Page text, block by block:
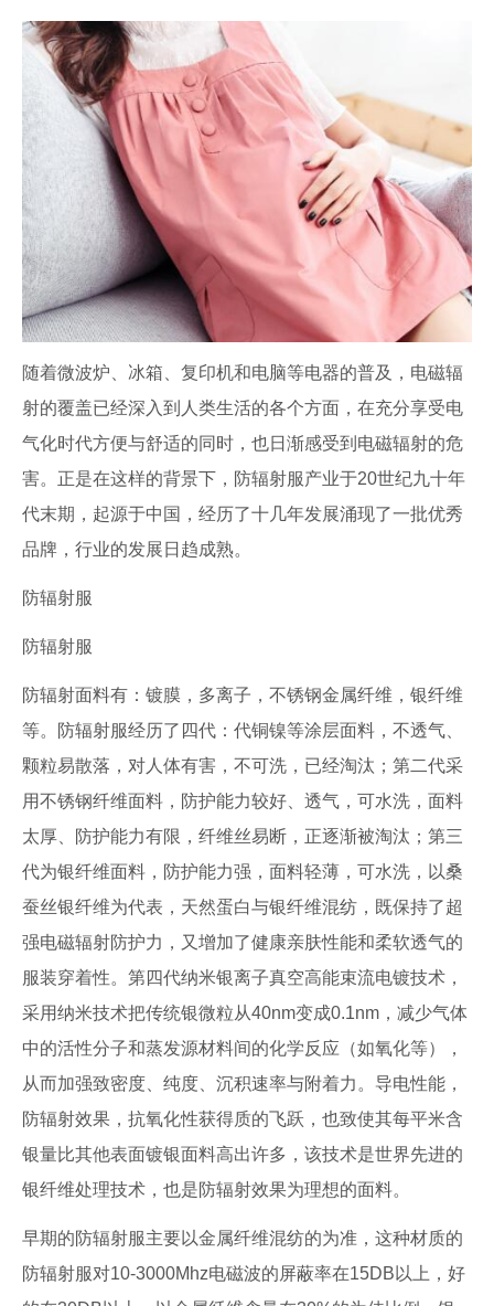
随着微波炉、冰箱、复印机和电脑等电器的普及，电磁辐
射的覆盖已经深入到人类生活的各个方面，在充分享受电
气化时代方便与舒适的同时，也日渐感受到电磁辐射的危
害。正是在这样的背景下，防辐射服产业于20世纪九十年
代末期，起源于中国，经历了十几年发展涌现了一批优秀
品牌，行业的发展日趋成熟。
防辐射服
防辐射服
防辐射面料有：镀膜，多离子，不锈钢金属纤维，银纤维
等。防辐射服经历了四代：代铜镍等涂层面料，不透气、
颗粒易散落，对人体有害，不可洗，已经淘汰；第二代采
用不锈钢纤维面料，防护能力较好、透气，可水洗，面料
太厚、防护能力有限，纤维丝易断，正逐渐被淘汰；第三
代为银纤维面料，防护能力强，面料轻薄，可水洗，以桑
蚕丝银纤维为代表，天然蛋白与银纤维混纺，既保持了超
强电磁辐射防护力，又增加了健康亲肤性能和柔软透气的
服装穿着性。第四代纳米银离子真空高能束流电镀技术，
采用纳米技术把传统银微粒从40nm变成0.1nm，减少气体
中的活性分子和蒸发源材料间的化学反应（如氧化等），
从而加强致密度、纯度、沉积速率与附着力。导电性能，
防辐射效果，抗氧化性获得质的飞跃，也致使其每平米含
银量比其他表面镀银面料高出许多，该技术是世界先进的
银纤维处理技术，也是防辐射效果为理想的面料。
早期的防辐射服主要以金属纤维混纺的为准，这种材质的
防辐射服对10-3000Mhz电磁波的屏蔽率在15DB以上，好